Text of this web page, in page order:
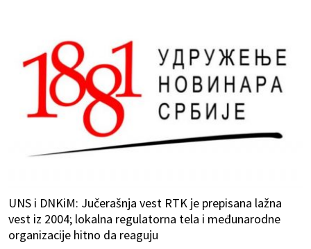
UNS i DNKiM: Jučerašnja vest RTK je prepisana lažna
vest iz 2004; lokalna regulatorna tela i međunarodne
organizacije hitno da reaguju